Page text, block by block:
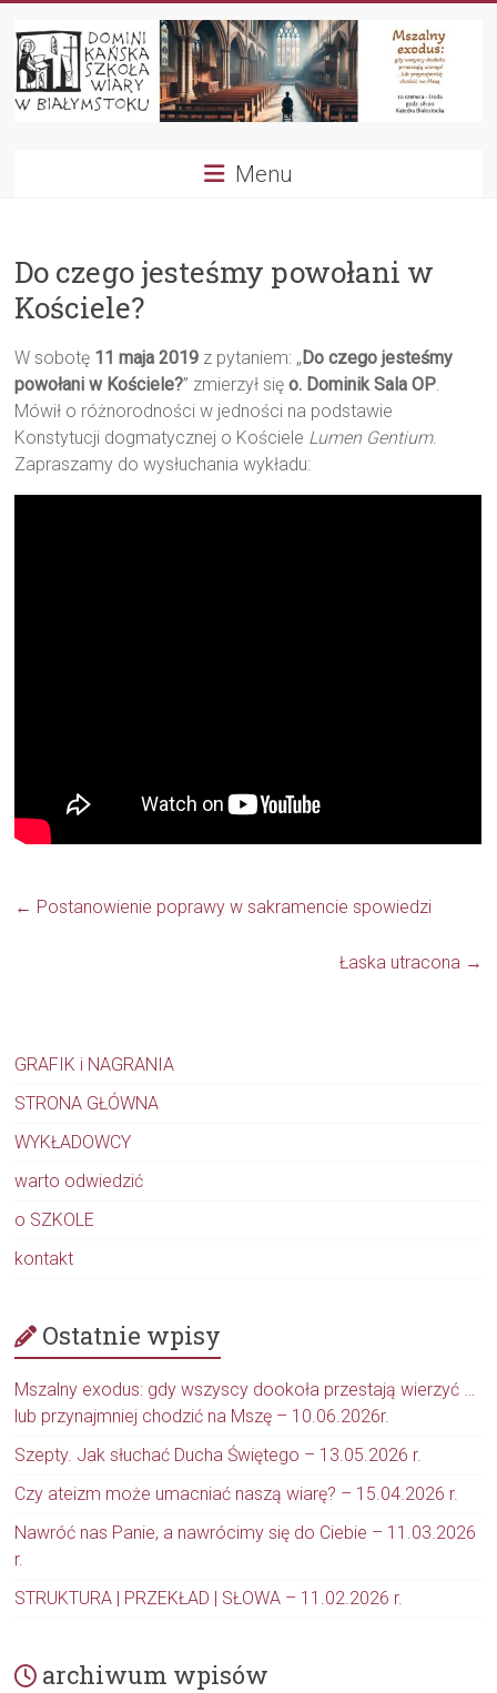
do
treści
DominikańskaMenu
Do czego jesteśmy powołani w
Kościele?
W sobotę 11 maja 2019 z pytaniem: „ Do czego jesteśmy
powołani w Kościele?” zmierzył się o. Dominik Sala OP.
Mówił o różnorodności w jedności na podstawie
Konstytucji dogmatycznej o Kościele Lumen Gentium.
Zapraszamy do wysłuchania wykładu:
← Postanowienie poprawy w sakramencie spowiedzi
Łaska utracona →
GRAFIK i NAGRANIA
STRONA GŁÓWNA
WYKŁADOWCY
warto odwiedzić
o SZKOLE
kontakt
Ostatnie wpisy
Mszalny exodus: gdy wszyscy dookoła przestają wierzyć …
lub przynajmniej chodzić na Mszę – 10.06.2026r.
Szepty. Jak słuchać Ducha Świętego – 13.05.2026 r.
Czy ateizm może umacniać naszą wiarę? – 15.04.2026 r.
Nawróć nas Panie, a nawrócimy się do Ciebie – 11.03.2026
r.
STRUKTURA | PRZEKŁAD | SŁOWA – 11.02.2026 r.
archiwum wpisów